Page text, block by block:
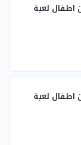
لعبة
لعبة